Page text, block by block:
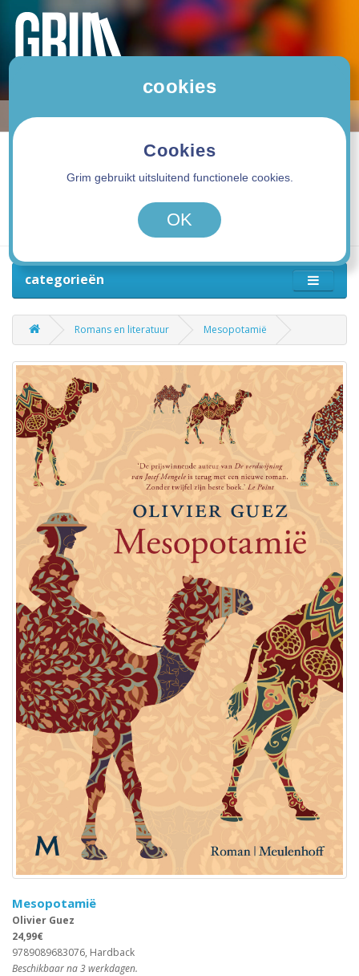
0 product(en) - 0,00€
categorieën
Romans en literatuur Mesopotamië
Mesopotamië
Olivier Guez
24,99€
9789089683076, Hardback
Beschikbaar na 3 werkdagen.
cookies
Cookies
Grim gebruikt uitsluitend functionele cookies.
OK